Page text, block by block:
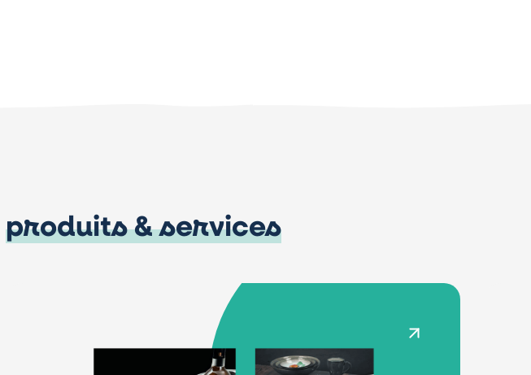
produits & services